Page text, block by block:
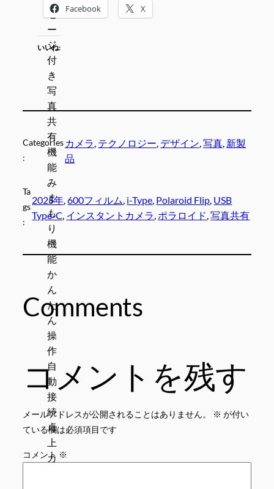
Facebook X
いいね:
Categories
:
カメラ, テクノロジー, デザイン, 写真, 新製
品
Ta
gs
:
2025年, 600フィルム, i-Type, Polaroid Flip, USB
Type-C, インスタントカメラ, ポラロイド, 写真共有
Comments
コメントを残す
メールアドレスが公開されることはありません。 ※ が付い
ている欄は必須項目です
コメント ※